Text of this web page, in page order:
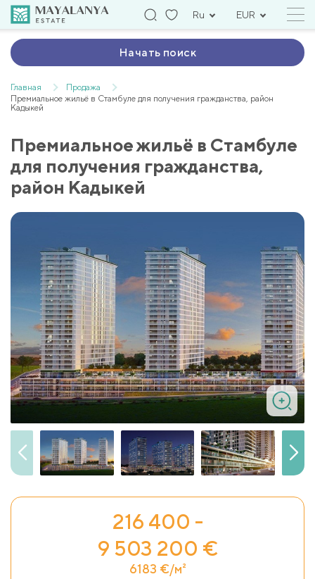
Ru EUR
Начать поиск
Главная
Продажа
Премиальное жильё в Стамбуле для получения гражданства, район
Кадыкей
Премиальное жильё в Стамбуле
для получения гражданства,
район Кадыкей
216 400 -
9 503 200 €
6183 €/м²